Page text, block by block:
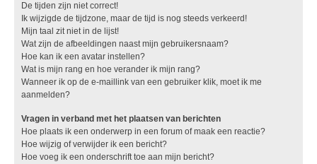
De tijden zijn niet correct!
Ik wijzigde de tijdzone, maar de tijd is nog steeds verkeerd!
Mijn taal zit niet in de lijst!
Wat zijn de afbeeldingen naast mijn gebruikersnaam?
Hoe kan ik een avatar instellen?
Wat is mijn rang en hoe verander ik mijn rang?
Wanneer ik op de e-maillink van een gebruiker klik, moet ik me
aanmelden?
Vragen in verband met het plaatsen van berichten
Hoe plaats ik een onderwerp in een forum of maak een reactie?
Hoe wijzig of verwijder ik een bericht?
Hoe voeg ik een onderschrift toe aan mijn bericht?